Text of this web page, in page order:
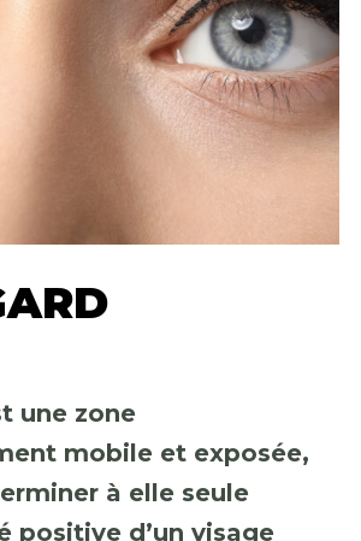
une zone
mobile et exposée,
à elle seule
positive d’un visage